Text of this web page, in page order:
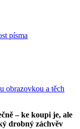
písma
– ke koupi je, ale
drobný záchvěv